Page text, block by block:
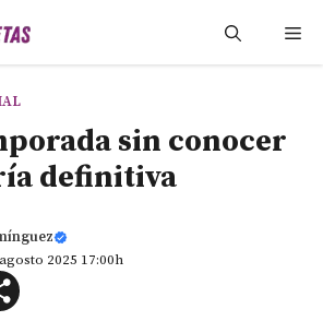
sin conocer
definitiva
2025 17:00h